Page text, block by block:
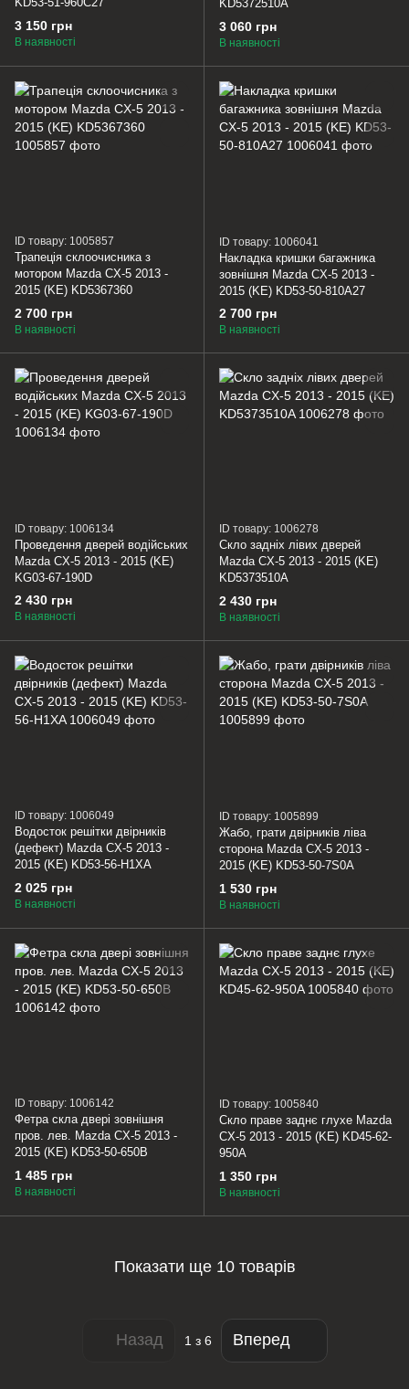
3 150 грн
В наявності
KD5372510A
3 060 грн
В наявності
ID товару: 1005857
Трапеція склоочисника з
мотором Mazda CX-5 2013 -
2015 (KE) KD5367360
2 700 грн
В наявності
ID товару: 1006041
Накладка кришки багажника
зовнішня Mazda CX-5 2013 -
2015 (KE) KD53-50-810A27
2 700 грн
В наявності
ID товару: 1006134
Проведення дверей водійських
Mazda CX-5 2013 - 2015 (KE)
KG03-67-190D
2 430 грн
В наявності
ID товару: 1006278
Скло задніх лівих дверей
Mazda CX-5 2013 - 2015 (KE)
KD5373510A
2 430 грн
В наявності
ID товару: 1006049
Водосток решітки двірників
(дефект) Mazda CX-5 2013 -
2015 (KE) KD53-56-H1XA
2 025 грн
В наявності
ID товару: 1005899
Жабо, грати двірників ліва
сторона Mazda CX-5 2013 -
2015 (KE) KD53-50-7S0A
1 530 грн
В наявності
ID товару: 1006142
Фетра скла двері зовнішня
пров. лев. Mazda CX-5 2013 -
2015 (KE) KD53-50-650B
1 485 грн
В наявності
ID товару: 1005840
Скло праве заднє глухе Mazda
CX-5 2013 - 2015 (KE) KD45-62-
950A
1 350 грн
В наявності
Показати ще 10 товарів
Назад 1 з 6 Вперед